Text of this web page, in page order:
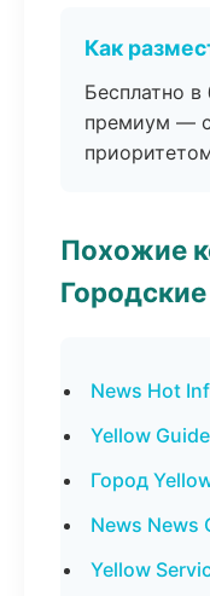
Как
Бесплатно
премиум —
Похожие
News Hot
Yellow
Город
News News
Yellow